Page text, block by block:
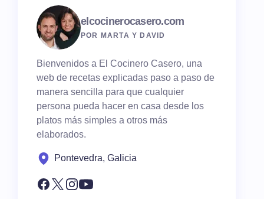
elcocinerocasero.com
POR MARTA Y DAVID
Bienvenidos a El Cocinero Casero, una
web de recetas explicadas paso a paso de
manera sencilla para que cualquier
persona pueda hacer en casa desde los
platos más simples a otros más
elaborados.
Pontevedra, Galicia